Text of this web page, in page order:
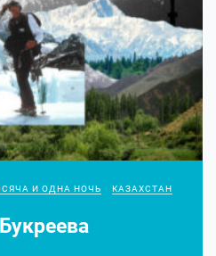
И ОДНА НОЧЬ КАЗАХСТАН